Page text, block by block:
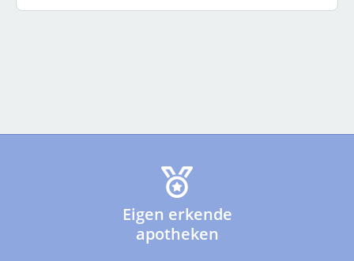
Eigen erkende
apotheken